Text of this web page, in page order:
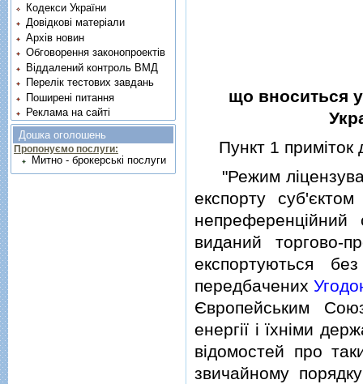
що вноситься
Пункт 1 примiток
"Режим
експорту
непреференцiйний
виданий торгово-
експортуються
передбачених
Європейським
енергiї i їхнiми
вiдомостей про
звичайному
Кодекси України
Довідкові матеріали
Архів новин
Обговорення законопроектів
Віддалений контроль ВМД
Перелік тестових завдань
Поширені питання
Реклама на сайті
Дошка оголошень
Пропонуємо послуги:
Митно - брокерські послуги